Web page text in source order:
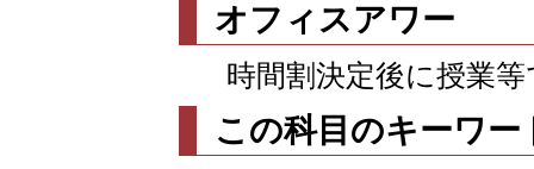
オフィスアワー
時間割決定後に授業
この科目のキーワー